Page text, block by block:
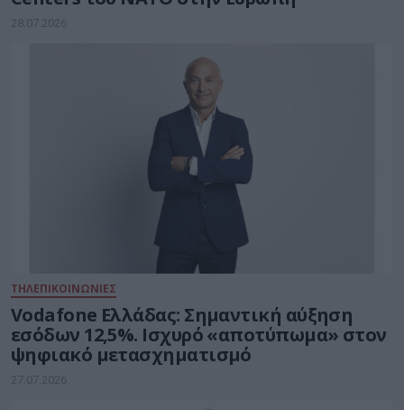
28.07.2026
ΤΗΛΕΠΙΚΟΙΝΩΝΙΕΣ
Vodafone Ελλάδας: Σημαντική αύξηση
εσόδων 12,5%. Ισχυρό «αποτύπωμα» στον
ψηφιακό μετασχηματισμό
27.07.2026